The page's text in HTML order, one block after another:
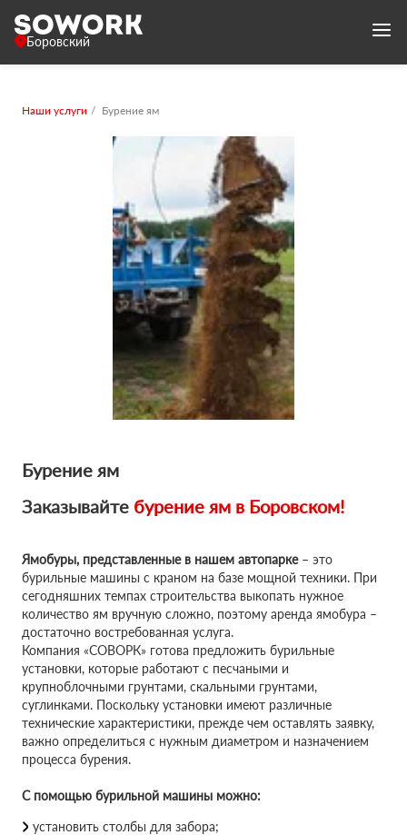
Боровский
Наши услуги Бурение ям
Бурение ям
Заказывайте бурение ям в Боровском!
Ямобуры, представленные в нашем автопарке– это
бурильные машины с краном на базе мощной техники. При
сегодняшних темпах строительства выкопать нужное
количество ям вручную сложно, поэтому аренда ямобура –
достаточно востребованная услуга.
Компания «СОВОРК» готова предложить бурильные
установки, которые работают с песчаными и
крупноблочными грунтами, скальными грунтами,
суглинками. Поскольку установки имеют различные
технические характеристики, прежде чем оставлять заявку,
важно определиться с нужным диаметром и назначением
процесса бурения.
С помощью бурильной машины можно:
установить столбы для забора;